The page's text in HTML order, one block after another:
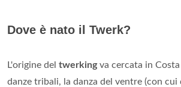
Dove è nato il Twerk?
L'origine del twerkingva cercata in
danze tribali, la danza del ventre (con